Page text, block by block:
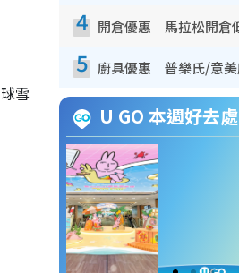
雪
4
5
U GO 本週好去處